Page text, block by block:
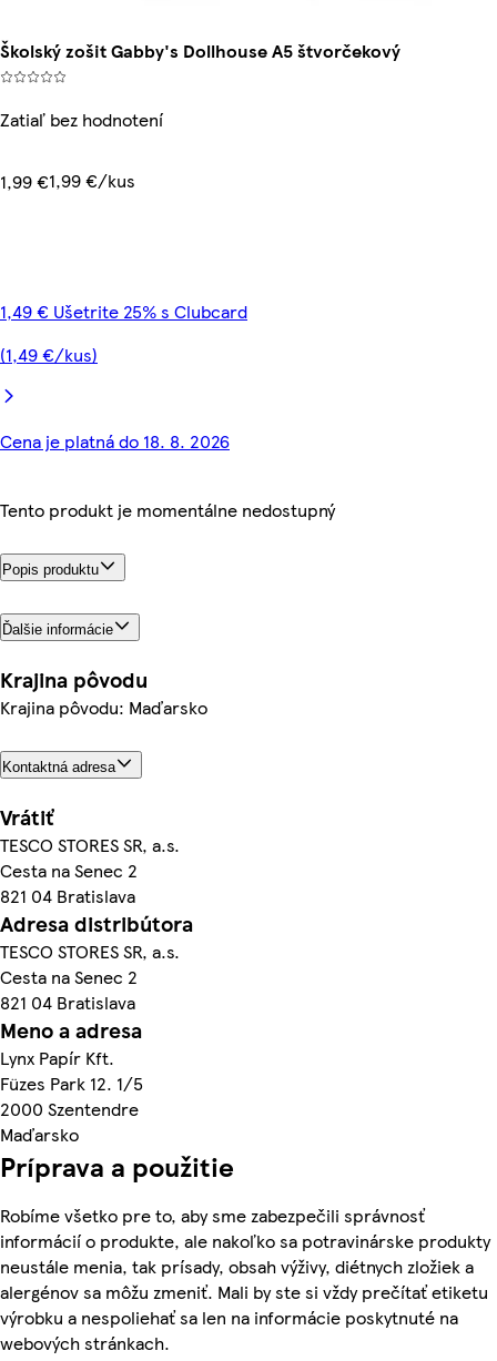
Školský zošit Gabby's Dollhouse A5 štvorčekový
Zatiaľ bez hodnotení
1,99 €1,99 €/kus
1,49 € Ušetrite 25% s Clubcard
(1,49 €/kus)
Cena je platná do 18. 8. 2026
Tento produkt je momentálne nedostupný
Popis produktu
Ďalšie informácie
Krajina pôvodu
Krajina pôvodu: Maďarsko
Kontaktná adresa
Vrátiť
TESCO STORES SR, a.s.
Cesta na Senec 2
821 04 Bratislava
Adresa distribútora
TESCO STORES SR, a.s.
Cesta na Senec 2
821 04 Bratislava
Meno a adresa
Lynx Papír Kft.
Füzes Park 12. 1/5
2000 Szentendre
Maďarsko
Príprava a použitie
Robíme všetko pre to, aby sme zabezpečili správnosť
informácií o produkte, ale nakoľko sa potravinárske produkty
neustále menia, tak prísady, obsah výživy, diétnych zložiek a
alergénov sa môžu zmeniť. Mali by ste si vždy prečítať etiketu
výrobku a nespoliehať sa len na informácie poskytnuté na
webových stránkach.